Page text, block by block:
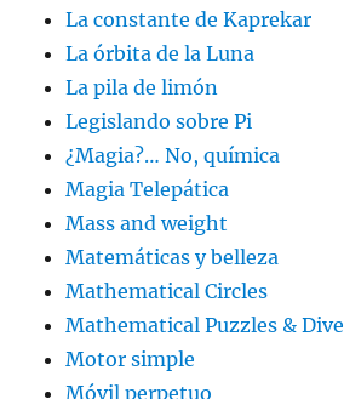
La constante de Kaprekar
La órbita de la Luna
La pila de limón
Legislando sobre Pi
¿Magia?… No, química
Magia Telepática
Mass and weight
Matemáticas y belleza
Mathematical Circles
Mathematical Puzzles &
Motor simple
Móvil perpetuo